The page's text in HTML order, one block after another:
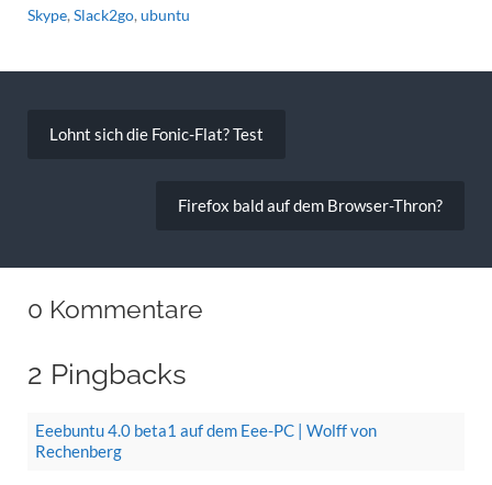
Skype, Slack2go, ubuntu
Lohnt sich die Fonic-Flat? Test
Firefox bald auf dem Browser-Thron?
0 Kommentare
2 Pingbacks
Eeebuntu 4.0 beta1 auf dem Eee-PC | Wolff von
Rechenberg